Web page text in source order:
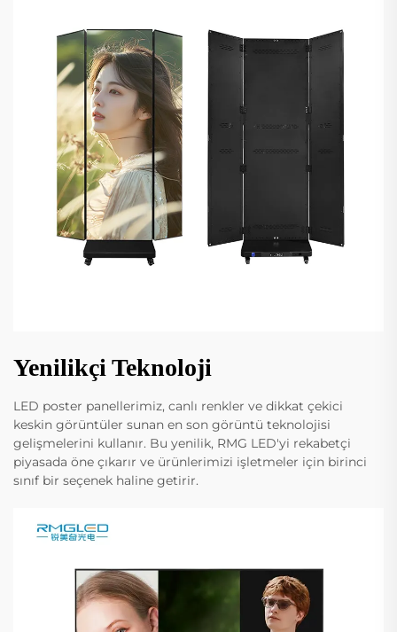
Yenilikçi Teknoloji
LED poster panellerimiz, canlı renkler ve dikkat çekici
keskin görüntüler sunan en son görüntü teknolojisi
gelişmelerini kullanır. Bu yenilik, RMG LED'yi rekabetçi
piyasada öne çıkarır ve ürünlerimizi işletmeler için birinci
sınıf bir seçenek haline getirir.